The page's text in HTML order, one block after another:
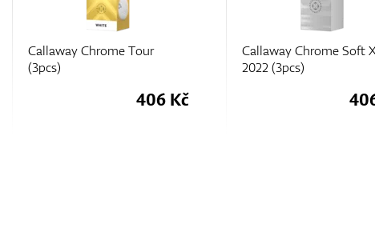
Callaway Chrome Soft X LS
2022 (3pcs)
406 Kč
Callaway Chrome Soft
2022 (3pcs)